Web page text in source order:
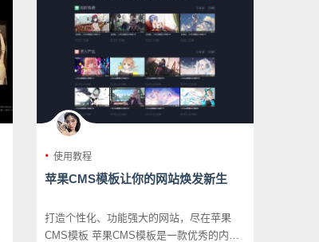
使用教程
苹果CMS模板让你的网站焕发新生
打造个性化、功能强大的网站，尽在苹果
CMS模板 苹果CMS模板是一款优秀的内容